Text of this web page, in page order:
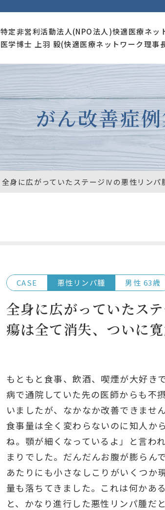
特定非営利活動法人(NPO法人)快適医療ネ
医学博士 上羽 毅(快適医療ネットワーク理事
がん改善症
全身に広がっていたステージⅣの悪性リンパ
CASE 悪性リンパ腫 男性 63歳
全身に広がっていたス
瘍は全て消失、ついに寛
もともと食事、飲酒、喫煙が大好き
病で通院していた先の医師からも不
いましたが、なかなか改善できませ
食事量は全く変わらないのに知人か
ね。顎が細くなっているよ」と言わ
まりでした。だんだんお腹が膨らん
あたりにも小さなしこりがいくつか
量も落ちてきました。これは何かあ
と、かなり進行した悪性リンパ腫だ